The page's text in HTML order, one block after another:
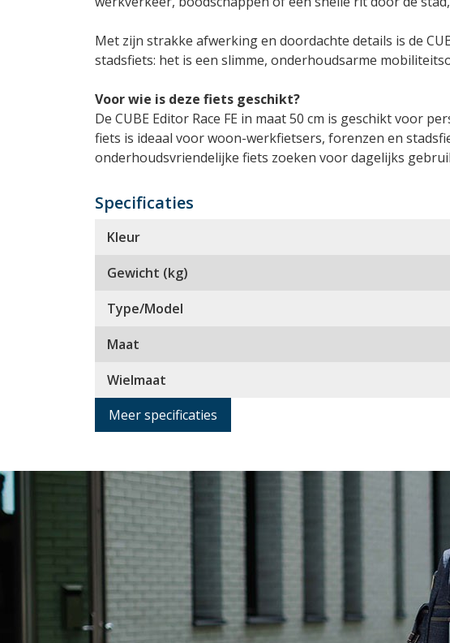
Met zijn strakke afwerking en doordachte details is de
stadsfiets: het is een slimme, onderhoudsarme
Voor wie is deze fiets geschikt?
De CUBE Editor Race FE in maat 50 cm is geschikt voor
fiets is ideaal voor woon-werkfietsers, forenzen en
onderhoudsvriendelijke fiets zoeken voor dagelijks
Specificaties
Kleur
Gewicht (kg)
Type/Model
Maat
Wielmaat
Meer specificaties